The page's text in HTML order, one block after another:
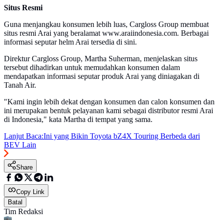
Situs Resmi
Guna menjangkau konsumen lebih luas, Cargloss Group membuat
situs resmi Arai yang beralamat www.araiindonesia.com. Berbagai
informasi seputar helm Arai tersedia di sini.
Direktur Cargloss Group, Martha Suherman, menjelaskan situs
tersebut dihadirkan untuk memudahkan konsumen dalam
mendapatkan informasi seputar produk Arai yang diniagakan di
Tanah Air.
"Kami ingin lebih dekat dengan konsumen dan calon konsumen dan
ini merupakan bentuk pelayanan kami sebagai distributor resmi Arai
di Indonesia," kata Martha di tempat yang sama.
Lanjut Baca:Ini yang Bikin Toyota bZ4X Touring Berbeda dari
BEV Lain
Share
Copy Link
Batal
Tim Redaksi